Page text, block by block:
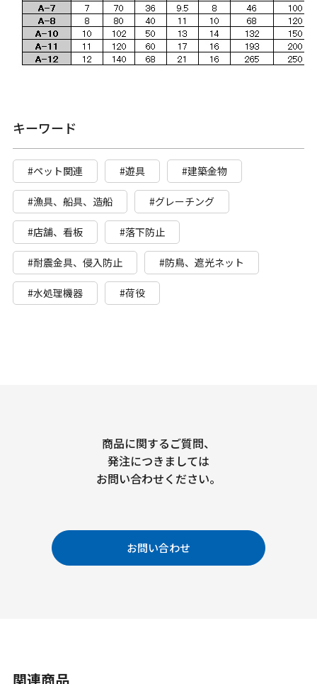
キーワード
#ペット関連 #遊具 #建築金物
#漁具、船具、造船 #グレーチング
#店舗、看板 #落下防止
#耐震金具、侵入防止 #防鳥、遮光ネット
#水処理機器 #荷役
商品に関するご質問、
発注につきましては
お問い合わせください。
お問い合わせ
関連商品